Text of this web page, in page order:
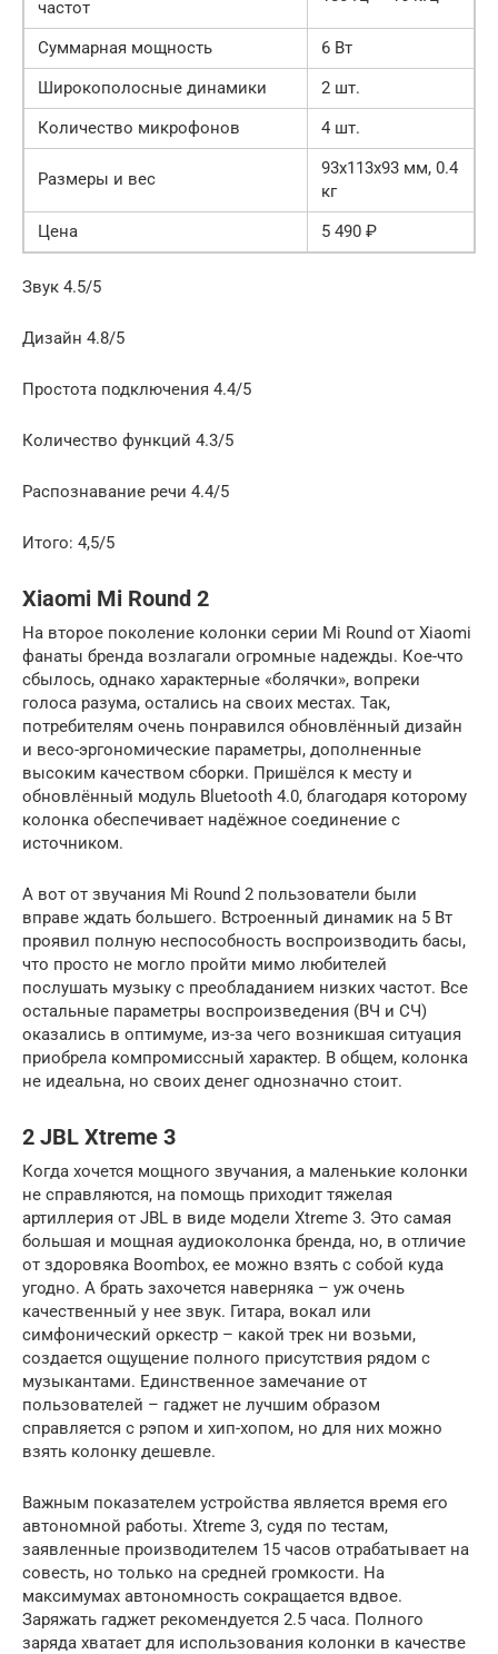
частот
Суммарная мощность
6 Вт
Широкополосные динамики
2 шт.
Количество микрофонов
4 шт.
Размеры и вес
93x113x93 мм, 0.4
кг
Цена
5 490 ₽
Звук 4.5/5
Дизайн 4.8/5
Простота подключения 4.4/5
Количество функций 4.3/5
Распознавание речи 4.4/5
Итого: 4,5/5
Xiaomi Mi Round 2
На второе поколение колонки серии Mi Round от Xiaomi
фанаты бренда возлагали огромные надежды. Кое-что
сбылось, однако характерные «болячки», вопреки
голоса разума, остались на своих местах. Так,
потребителям очень понравился обновлённый дизайн
и весо-эргономические параметры, дополненные
высоким качеством сборки. Пришёлся к месту и
обновлённый модуль Bluetooth 4.0, благодаря которому
колонка обеспечивает надёжное соединение с
источником.
А вот от звучания Mi Round 2 пользователи были
вправе ждать большего. Встроенный динамик на 5 Вт
проявил полную неспособность воспроизводить басы,
что просто не могло пройти мимо любителей
послушать музыку с преобладанием низких частот. Все
остальные параметры воспроизведения (ВЧ и СЧ)
оказались в оптимуме, из-за чего возникшая ситуация
приобрела компромиссный характер. В общем, колонка
не идеальна, но своих денег однозначно стоит.
2 JBL Xtreme 3
Когда хочется мощного звучания, а маленькие колонки
не справляются, на помощь приходит тяжелая
артиллерия от JBL в виде модели Xtreme 3. Это самая
большая и мощная аудиоколонка бренда, но, в отличие
от здоровяка Boombox, ее можно взять с собой куда
угодно. А брать захочется наверняка – уж очень
качественный у нее звук. Гитара, вокал или
симфонический оркестр – какой трек ни возьми,
создается ощущение полного присутствия рядом с
музыкантами. Единственное замечание от
пользователей – гаджет не лучшим образом
справляется с рэпом и хип-хопом, но для них можно
взять колонку дешевле.
Важным показателем устройства является время его
автономной работы. Xtreme 3, судя по тестам,
заявленные производителем 15 часов отрабатывает на
совесть, но только на средней громкости. На
максимумах автономность сокращается вдвое.
Заряжать гаджет рекомендуется 2.5 часа. Полного
заряда хватает для использования колонки в качестве